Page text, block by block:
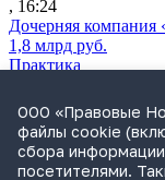
, 16:24
Дочерняя
1,8 млрд руб.
Практика
СИП проверит
устройствами
Практика
, 15:17
ООО «Правовые
файлы cookie
сбора информации
посетителями.